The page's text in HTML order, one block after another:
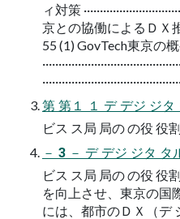
ィ対策
京との協働によるＤＸ推進
55 (1) GovTech東京の
第 第１ １ デ デジ ジ
ビス ス局 局の の役 役
－ 3 － デ デジ ジタ タ
ビス ス局 局の の役 役
を向上させ、東京の国
には、都市のＤＸ（デ